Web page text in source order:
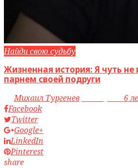
Найди свою судьбу
Жизненная история: Я чуть не
парнем своей подруги
byМихаил Тургенев
6
Facebook
Twitter
Google+
LinkedIn
Pinterest
share